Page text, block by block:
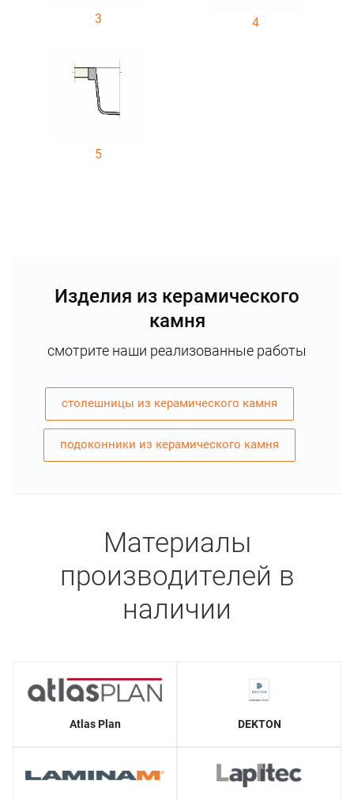
3 4
5
Изделия из керамического
камня
смотрите наши реализованные работы
столешницы из керамического камня
подоконники из керамического камня
Материалы
производителей в
наличии
Atlas Plan DEKTON